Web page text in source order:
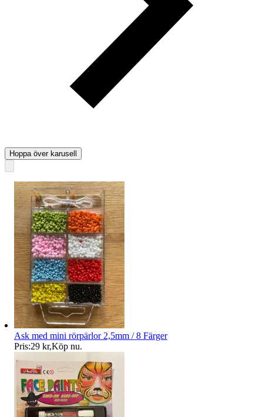
Hoppa över karusell
Ask med mini rörpärlor 2,5mm / 8 Färger
Pris:29 kr,Köp nu.